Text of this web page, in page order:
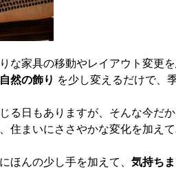
な家具の移動やレイアウト変更
然の飾り を少し変えるだけで、
る日もありますが、そんな今だ
住まいにささやかな変化を加え
ほんの少し手を加えて、 気持ち